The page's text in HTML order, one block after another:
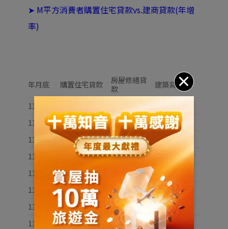
➤ M平方消費者購置住宅貸款vs.建商貸款(年增
率)
年月底 購置住宅貸款
房屋修繕貸
款
建築貸款
11101
11102
8,895,587 53,340
2,856,619
11103
8,961,316 52,659
2,885,684
11104
9,021,752 52,086
2,899,608
11105
9,090,648 51,492
2,925,680
11106
9,140,607 50,873
2,958,045
11107
9,182,490 50,207
2,988,731
11108
9,207,541 49,464
3,004,608